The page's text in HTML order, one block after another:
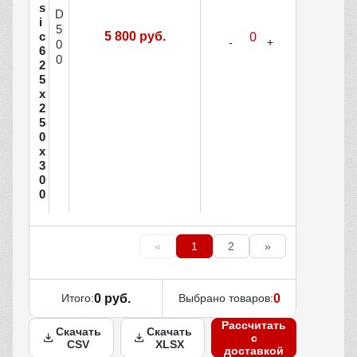
s
i
c
6
2
5
х
2
5
0
х
3
0
0
D
5
0
0
5 800 руб.
« 1 2 »
Итого:0 руб. Выбрано товаров:0
Скачать
CSV
Скачать
XLSX
Рассчитать
с
доставкой